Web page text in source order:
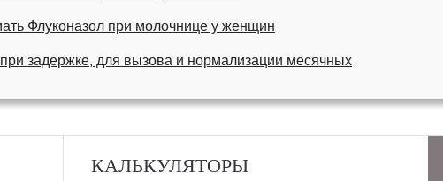
Флуконазол при молочнице у женщин
задержке, для вызова и нормализации месячных
КАЛЬКУЛЯТОРЫ